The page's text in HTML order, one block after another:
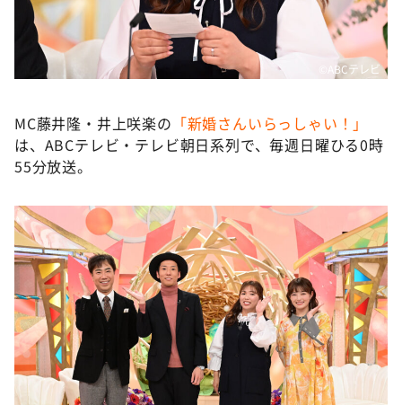
©ABCテレビ
MC藤井隆・井上咲楽の 「新婚さんいらっしゃい！」
は、ABCテレビ・テレビ朝日系列で、毎週日曜ひる0時
55分放送。